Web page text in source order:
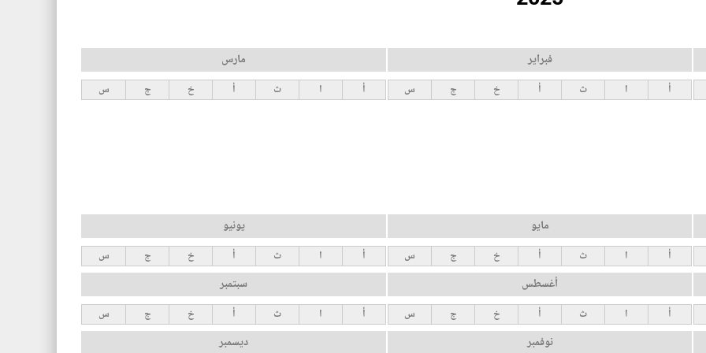
فبراير
أ ا ث أ خ ج س
مارس
أ ا ث أ خ ج س
مايو
أ ا ث أ خ ج س
يونيو
أ ا ث أ خ ج س
أغسطس
أ ا ث أ خ ج س
سبتمبر
أ ا ث أ خ ج س
نوفمبر ديسمبر